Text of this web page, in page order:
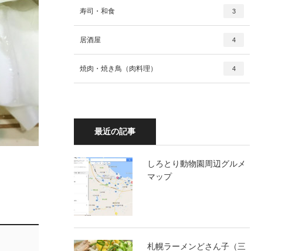
寿司・和食 3
居酒屋 4
焼肉・焼き鳥（肉料理） 4
最近の記事
しろとり動物園周辺グルメ
マップ
札幌ラーメンどさん子（三